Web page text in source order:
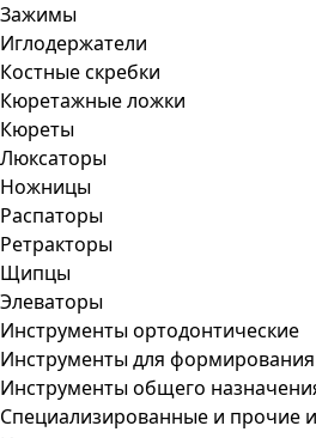
Зажимы
Иглодержатели
Костные скребки
Кюретажные ложки
Кюреты
Люксаторы
Ножницы
Распаторы
Ретракторы
Щипцы
Элеваторы
Инструменты ортодонтические
Инструменты для формирования
Инструменты общего
Специализированные и прочие